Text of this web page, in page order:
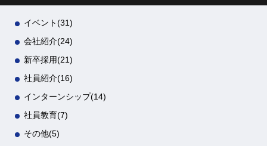
イベント(31)
会社紹介(24)
新卒採用(21)
社員紹介(16)
インターンシップ(14)
社員教育(7)
その他(5)